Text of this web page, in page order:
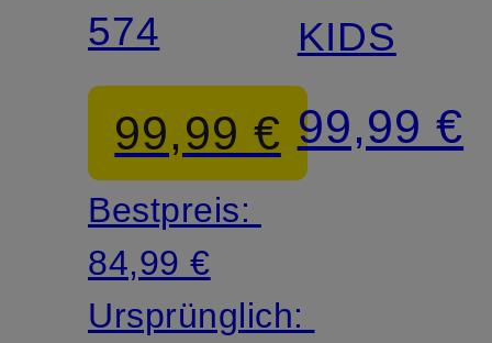
574
99,99 €
Bestpreis:
84,99 €
Ursprünglich:
KIDS
99,99 €